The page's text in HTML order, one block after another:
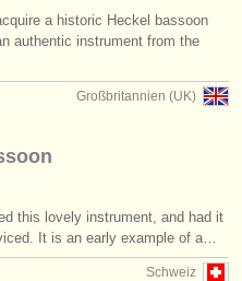
a historic Heckel bassoon
authentic instrument from the
Großbritannien (UK)
this lovely instrument, and had it
It is an early example of a…
Schweiz